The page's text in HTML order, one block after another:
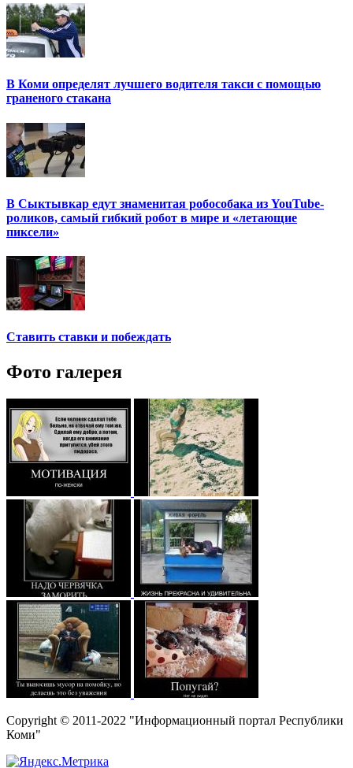
В Коми определят лучшего водителя такси с помощью
граненого стакана
В Сыктывкар едут знаменитая робособака из YouTube-
роликов, самый гибкий робот в мире и «летающие
пиксели»
Ставить ставки и побеждать
Фото галерея
Copyright © 2011-2022 "Информационный портал Республики
Коми"